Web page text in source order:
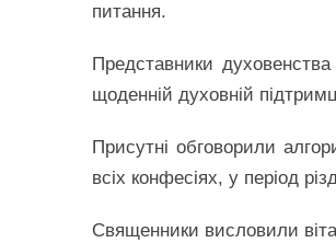
питання.
Представники
щоденній духовній
Присутні обговорили
всіх конфесіях, у період
Священники висловили